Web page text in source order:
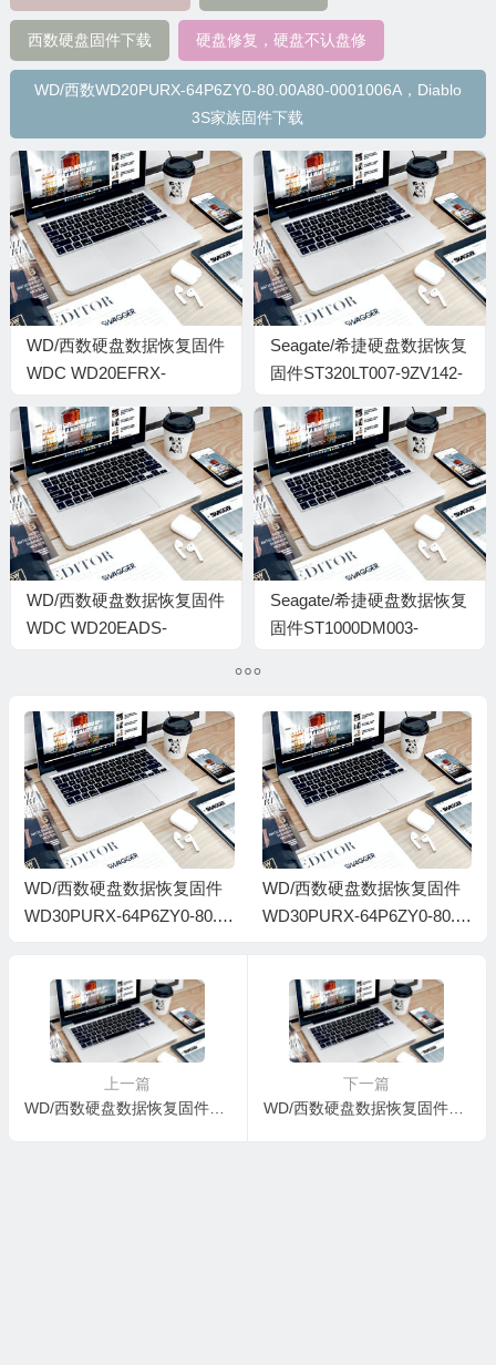
西数硬盘固件下载 硬盘修复，硬盘不认盘修
WD/西数WD20PURX-64P6ZY0-80.00A80-0001006A，Diablo
3S家族固件下载
WD/西数硬盘数据恢复固件
WDC WD20EFRX-
WMC300439184-
00040029-1714
Seagate/希捷硬盘数据恢复
固件ST320LT007-9ZV142-
WD/西数硬盘数据恢复固件
WDC WD20EADS-
0097002J-1974
Seagate/希捷硬盘数据恢复
固件ST1000DM003-
WD/西数硬盘数据恢复固件
WD30PURX-64P6ZY0-80.0
WD/西数硬盘数据恢复固件
WD30PURX-64P6ZY0-80.0
上一篇
WD/西数硬盘数据恢复固件WD20PURX-64P6ZY0-80.00A80-WD-WCC4M6UER0H8-0001005J-H4-1740
下一篇
WD/西数硬盘数据恢复固件WD20PURX-64P6ZY0-80.00A80-WD-WMC4M0E2K69N-0001006A-H4-1740